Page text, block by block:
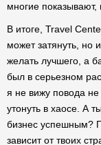
многие показывают,
В итоге, Travel
может затянуть, но
желать лучшего, а
был в серьезном
я не вижу повода
утонуть в хаосе. А
бизнес успешным?
зависит от твоих